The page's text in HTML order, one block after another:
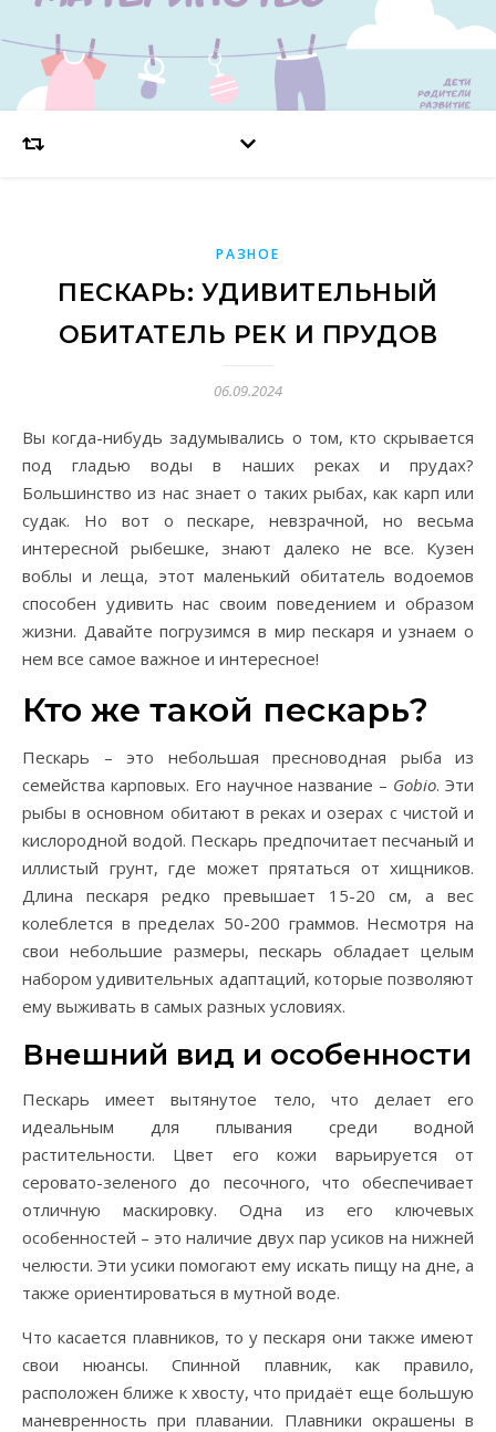
РАЗНОЕ
ПЕСКАРЬ: УДИВИТЕЛЬНЫЙ
ОБИТАТЕЛЬ РЕК И ПРУДОВ
06.09.2024
Вы когда-нибудь задумывались о том, кто скрывается
под гладью воды в наших реках и прудах?
Большинство из нас знает о таких рыбах, как карп или
судак. Но вот о пескаре, невзрачной, но весьма
интересной рыбешке, знают далеко не все. Кузен
воблы и леща, этот маленький обитатель водоемов
способен удивить нас своим поведением и образом
жизни. Давайте погрузимся в мир пескаря и узнаем о
нем все самое важное и интересное!
Кто же такой пескарь?
Пескарь – это небольшая пресноводная рыба из
семейства карповых. Его научное название – Gobio. Эти
рыбы в основном обитают в реках и озерах с чистой и
кислородной водой. Пескарь предпочитает песчаный и
иллистый грунт, где может прятаться от хищников.
Длина пескаря редко превышает 15-20 см, а вес
колеблется в пределах 50-200 граммов. Несмотря на
свои небольшие размеры, пескарь обладает целым
набором удивительных адаптаций, которые позволяют
ему выживать в самых разных условиях.
Внешний вид и особенности
Пескарь имеет вытянутое тело, что делает его
идеальным для плывания среди водной
растительности. Цвет его кожи варьируется от
серовато-зеленого до песочного, что обеспечивает
отличную маскировку. Одна из его ключевых
особенностей – это наличие двух пар усиков на нижней
челюсти. Эти усики помогают ему искать пищу на дне, а
также ориентироваться в мутной воде.
Что касается плавников, то у пескаря они также имеют
свои нюансы. Спинной плавник, как правило,
расположен ближе к хвосту, что придаёт еще большую
маневренность при плавании. Плавники окрашены в